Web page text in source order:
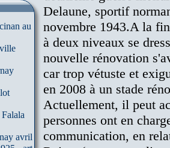
au
avril
Delaune, sportif
novembre 1943.A la
à deux niveaux se
nouvelle rénovation
car trop vétuste et
en 2008 à un stade
Actuellement, il peut
personnes ont en
communication, en